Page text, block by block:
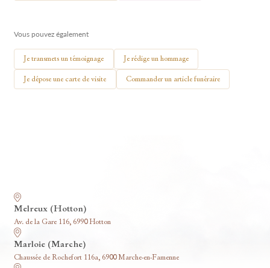
Vous pouvez également
Je transmets un témoignage Je rédige un hommage
Je dépose une carte de visite Commander un article funéraire
Melreux (Hotton)
Av. de la Gare 116, 6990 Hotton
Marloie (Marche)
Chaussée de Rochefort 116a, 6900 Marche-en-Famenne